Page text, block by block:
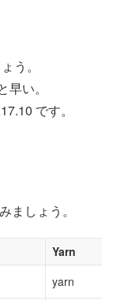
う。
い。
です。
ましょう。
Yarn
yarn